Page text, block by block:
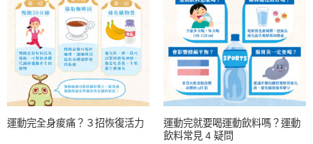
運動完全身痠痛？３招恢復活力
運動完就要喝運動飲料嗎？運動
飲料常見 4 疑問